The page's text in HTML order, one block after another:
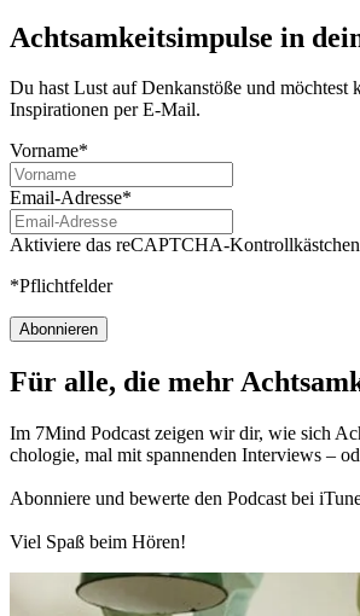
Achtsamkeitsimpulse in
Du hast Lust auf Denkanstöße und
Inspirationen per E-Mail.
Vorname*
Email-Adresse*
Aktiviere das reCAPTCHA-
*Pflichtfelder
Abonnieren
Für alle, die mehr
Im 7Mind Pod­cast zeigen wir dir, wie sich
cho­lo­gie, mal mit spannenden Interviews –
Abon­niere und bewerte den Pod­cast bei
Viel Spaß beim Hören!